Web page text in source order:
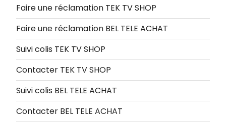
Faire une réclamation TEK TV SHOP
Faire une réclamation BEL TELE ACHAT
Suivi colis TEK TV SHOP
Contacter TEK TV SHOP
Suivi colis BEL TELE ACHAT
Contacter BEL TELE ACHAT